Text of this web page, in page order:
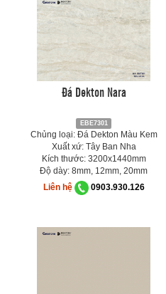
Đá Dekton Nara
EBE7301
Chủng loại: Đá Dekton Màu Kem
Xuất xứ: Tây Ban Nha
Kích thước: 3200x1440mm
Độ dày: 8mm, 12mm, 20mm
Liên hệ
0903.930.126